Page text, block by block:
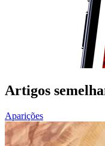
Artigos
Aparições